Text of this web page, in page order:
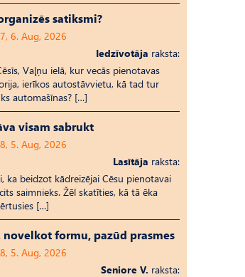
satiksmi?
6. Aug, 2026
Iedzīvotāja raksta:
Vaļņu ielā, kur vecās pienotavas
ierīkos autostāvvietu, kā tad tur
automašīnas? […]
visam sabrukt
5. Aug, 2026
Lasītāja raksta:
ka beidzot kādreizējai Cēsu pienotavai
saimnieks. Žēl skatīties, kā tā ēka
[…]
novelkot formu, pazūd prasmes
5. Aug, 2026
Seniore V. raksta: